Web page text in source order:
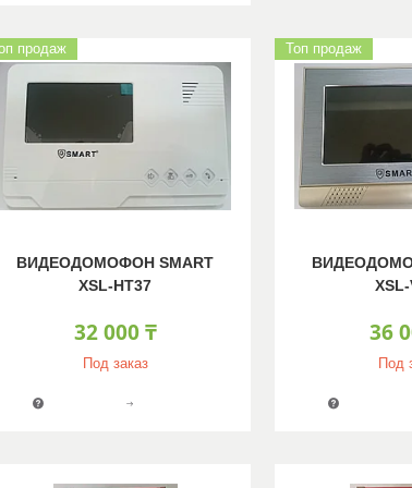
продаж
ВИДЕОДОМОФОН SMART
XSL-HT37
32 000 ₸
Под заказ
Топ продаж
36
Под